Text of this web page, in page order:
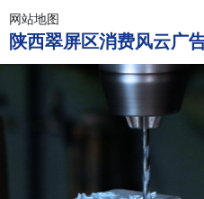
网站地图
陕西翠屏区消费风云广